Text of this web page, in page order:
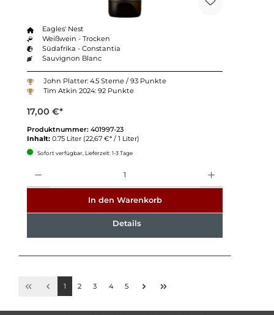
Eagles' Nest
Weißwein - Trocken
Südafrika - Constantia
Sauvignon Blanc
John Platter: 4.5 Sterne / 93 Punkte
Tim Atkin 2024: 92 Punkte
17,00 €*
Produktnummer: 401997-23
Inhalt: 0.75 Liter (22,67 €* / 1 Liter)
Sofort verfügbar, Lieferzeit: 1-3 Tage
In den Warenkorb
Details
1 2 3 4 5